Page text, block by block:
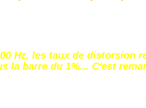
Hz, les taux de distorsion
la barre du 1%... C'est